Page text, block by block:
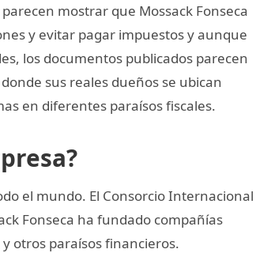
mostrar que Mossack Fonseca
y evitar pagar impuestos y aunque
los documentos publicados parecen
sus reales dueños se ubican
en diferentes paraísos fiscales.
el mundo. El Consorcio Internacional
Fonseca ha fundado compañías
otros paraísos financieros.